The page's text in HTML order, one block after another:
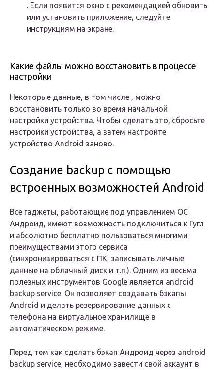
. Если появится окно с рекомендацией обновить
или установить приложение, следуйте
инструкциям на экране.
Какие файлы можно восстановить в процессе
настройки
Некоторые данные, в том числе , можно
восстановить только во время начальной
настройки устройства. Чтобы сделать это, сбросьте
настройки устройства, а затем настройте
устройство Android заново.
Создание backup с помощью
встроенных возможностей Android
Все гаджеты, работающие под управлением ОС
Андроид, имеют возможность подключиться к Гугл
и абсолютно бесплатно пользоваться многими
преимуществами этого сервиса
(синхронизироваться с ПК, записывать личные
данные на облачный диск и т.п.). Одним из весьма
полезных инструментов Google является android
backup service. Он позволяет создавать бэкапы
Android и делать резервирование данных с
телефона на виртуальное хранилище в
автоматическом режиме.
Перед тем как сделать бэкап Андроид через android
backup service, необходимо завести свой аккаунт в